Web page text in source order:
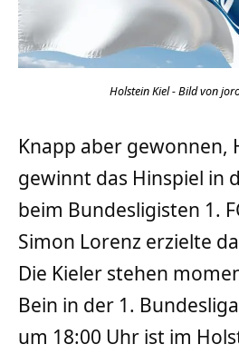
Holstein Kiel - Bild von
Knapp aber gewonnen,
gewinnt das Hinspiel in
beim Bundesligisten 1.
Simon Lorenz erzielte
Die Kieler stehen
Bein in der 1.
um 18:00 Uhr ist im